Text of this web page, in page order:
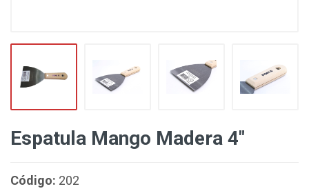
Espatula Mango Madera 4"
Código: 202